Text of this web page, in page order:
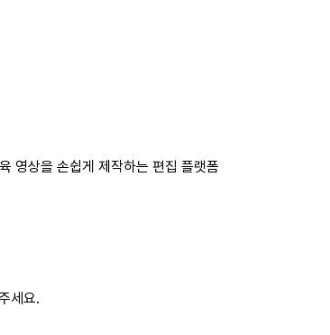
영상을 손쉽게 제작하는 편집 플랫폼
세요.